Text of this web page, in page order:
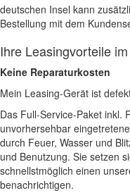
deutschen Insel kann
Bestellung mit dem
Ihre Leasingvorteile
Keine Reparaturkosten
Mein Leasing-Gerät ist
Das Full-Service-Paket inkl.
unvorhersehbar
durch Feuer, Wasser und
und Benutzung. Sie setzen
schnellstmöglich einen
benachrichtigen.